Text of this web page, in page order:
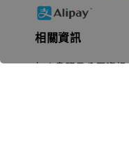
相關資訊
無人島玩具公司資訊